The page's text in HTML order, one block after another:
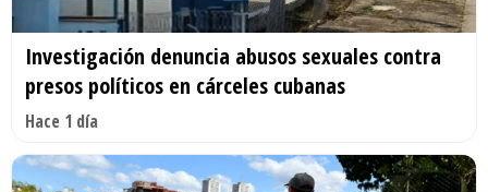
Investigación denuncia abusos sexuales contra
presos políticos en cárceles cubanas
Hace 1 día